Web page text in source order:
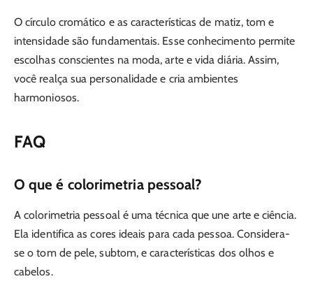
O círculo cromático e as características de matiz, tom e
intensidade são fundamentais. Esse conhecimento permite
escolhas conscientes na moda, arte e vida diária. Assim,
você realça sua personalidade e cria ambientes
harmoniosos.
FAQ
O que é colorimetria pessoal?
A colorimetria pessoal é uma técnica que une arte e ciência.
Ela identifica as cores ideais para cada pessoa. Considera-
se o tom de pele, subtom, e características dos olhos e
cabelos.